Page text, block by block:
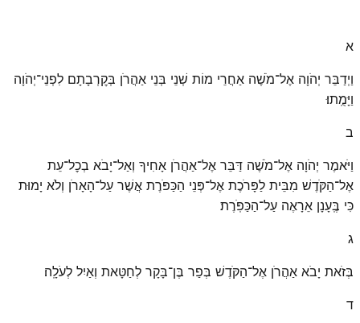
א
וַיְדַבֵּר יְהֹוָה אֶל־מֹשֶׁה אַחֲרֵי מוֹת שְׁנֵי בְּנֵי אַהֲרֹן בְּקׇרְבָתָם לִפְנֵי־יְהֹוָה
וַיָּמֻֽתוּ׃
ב
וַיֹּאמֶר יְהֹוָה אֶל־מֹשֶׁה דַּבֵּר אֶל־אַהֲרֹן אָחִיךָ וְאַל־יָבֹא בְכׇל־עֵת
אֶל־הַקֹּדֶשׁ מִבֵּית לַפָּרֹכֶת אֶל־פְּנֵי הַכַּפֹּרֶת אֲשֶׁר עַל־הָאָרֹן וְלֹא יָמוּת
כִּי בֶּֽעָנָן אֵרָאֶה עַל־הַכַּפֹּֽרֶת׃
ג
בְּזֹאת יָבֹא אַהֲרֹן אֶל־הַקֹּדֶשׁ בְּפַר בֶּן־בָּקָר לְחַטָּאת וְאַיִל לְעֹלָֽה׃
ד